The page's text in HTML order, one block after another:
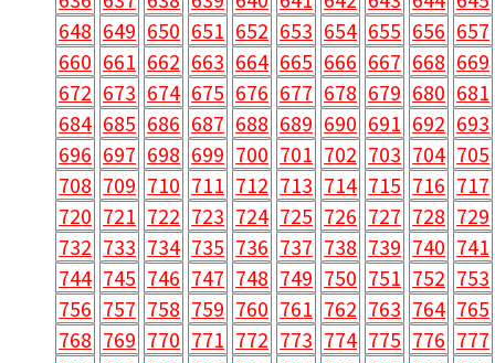
648 649 650 651 652 653 654 655 656 657
660 661 662 663 664 665 666 667 668 669
672 673 674 675 676 677 678 679 680 681
684 685 686 687 688 689 690 691 692 693
696 697 698 699 700 701 702 703 704 705
708 709 710 711 712 713 714 715 716 717
720 721 722 723 724 725 726 727 728 729
732 733 734 735 736 737 738 739 740 741
744 745 746 747 748 749 750 751 752 753
756 757 758 759 760 761 762 763 764 765
768 769 770 771 772 773 774 775 776 777